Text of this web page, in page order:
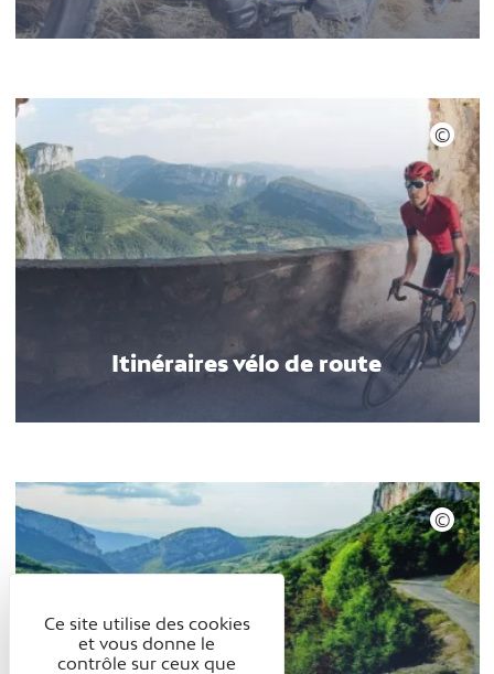
Itinéraires vélo de route
Ce site utilise des cookies
et vous donne le
contrôle sur ceux que